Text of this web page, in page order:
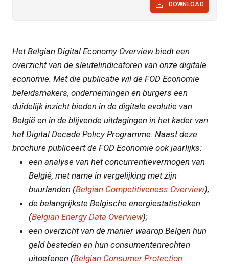
DOWNLOAD
Het Belgian Digital Economy Overview biedt een
overzicht van de sleutelindicatoren van onze digitale
economie. Met die publicatie wil de FOD Economie
beleidsmakers, ondernemingen en burgers een
duidelijk inzicht bieden in de digitale evolutie van
België en in de blijvende uitdagingen in het kader van
het Digital Decade Policy Programme. Naast deze
brochure publiceert de FOD Economie ook jaarlijks:
een analyse van het concurrentievermogen van
België, met name in vergelijking met zijn
buurlanden (Belgian Competitiveness Overview);
de belangrijkste Belgische energiestatistieken
(Belgian Energy Data Overview);
een overzicht van de manier waarop Belgen hun
geld besteden en hun consumentenrechten
uitoefenen (Belgian Consumer Protection